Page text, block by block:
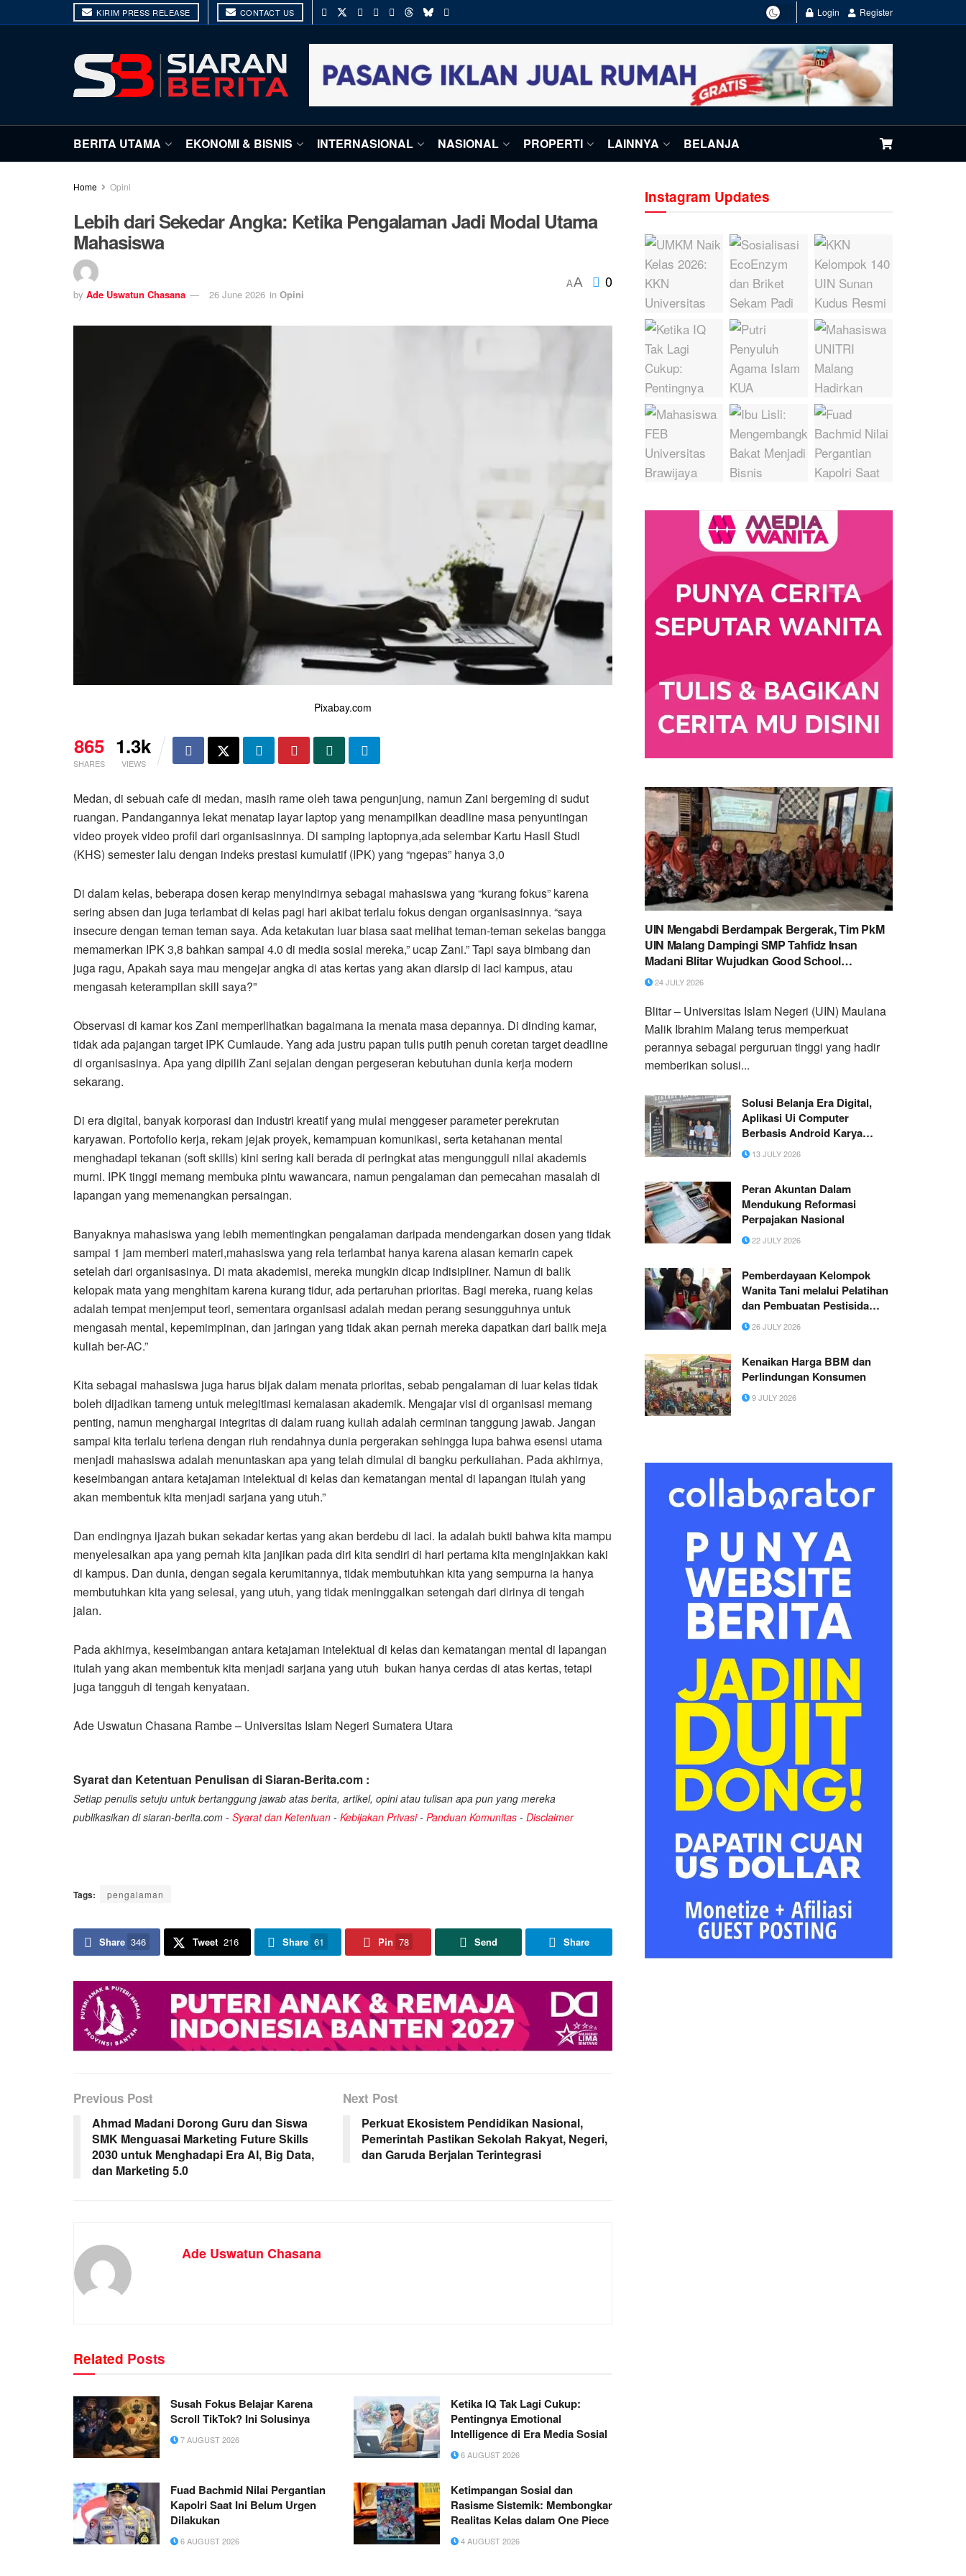
KIRIM PRESS RELEASE CONTACT US Login Register
BERITA UTAMA EKONOMI & BISNIS INTERNASIONAL NASIONAL PROPERTI LAINNYA BELANJA
Home Opini
Lebih dari Sekedar Angka: Ketika Pengalaman Jadi Modal Utama
Mahasiswa
by Ade Uswatun Chasana 26 June 2026 in Opini
AA 0
Pixabay.com
865
SHARES
1.3k
VIEWS
Medan, di sebuah cafe di medan, masih rame oleh tawa pengunjung, namun Zani bergeming di sudut
ruangan. Pandangannya lekat menatap layar laptop yang menampilkan deadline masa penyuntingan
video proyek video profil dari organisasinnya. Di samping laptopnya,ada selembar Kartu Hasil Studi
(KHS) semester lalu dengan indeks prestasi kumulatif (IPK) yang “ngepas” hanya 3,0
Di dalam kelas, beberapa dosen kerap menyindirnya sebagai mahasiswa yang “kurang fokus” karena
sering absen dan juga terlambat di kelas pagi hari akibat terlalu fokus dengan organisasinnya. “saya
insecure dengan teman teman saya. Ada ketakutan luar biasa saat melihat teman-teman sekelas bangga
memamerkan IPK 3,8 bahkan sampai 4.0 di media sosial mereka,” ucap Zani.” Tapi saya bimbang dan
juga ragu, Apakah saya mau mengejar angka di atas kertas yang akan diarsip di laci kampus, atau
mengasah keterampilan skill saya?”
Observasi di kamar kos Zani memperlihatkan bagaimana ia menata masa depannya. Di dinding kamar,
tidak ada pajangan target IPK Cumlaude. Yang ada justru papan tulis putih penuh coretan target deadline
di organisasinya. Apa yang dipilih Zani sejalan dengan pergeseran kebutuhan dunia kerja modern
sekarang.
Di era digital, banyak korporasi dan industri kreatif yang mulai menggeser parameter perekrutan
karyawan. Portofolio kerja, rekam jejak proyek, kemampuan komunikasi, serta ketahanan mental
menghadapi tekanan (soft skills) kini sering kali berada di peringkat atas mengungguli nilai akademis
murni. IPK tinggi memang membuka pintu wawancara, namun pengalaman dan pemecahan masalah di
lapangan yang memenangkan persaingan.
Banyaknya mahasiswa yang lebih mementingkan pengalaman daripada mendengarkan dosen yang tidak
sampai 1 jam memberi materi,mahasiswa yang rela terlambat hanya karena alasan kemarin capek
setelah dari organisasinya. Di mata akademisi, mereka mungkin dicap indisipliner. Namun di balik
kelopak mata yang menghitam karena kurang tidur, ada pertaruhan prioritas. Bagi mereka, ruang kelas
adalah tempat menjemput teori, sementara organisasi adalah medan perang sesungguhnya untuk
mengasah mental, kepemimpinan, dan jaringan yang tidak akan pernah mereka dapatkan dari balik meja
kuliah ber-AC.”
Kita sebagai mahasiswa juga harus bijak dalam menata prioritas, sebab pengalaman di luar kelas tidak
boleh dijadikan tameng untuk melegitimasi kemalasan akademik. Mengajar visi di organisasi memang
penting, namun menghargai integritas di dalam ruang kuliah adalah cerminan tanggung jawab. Jangan
sampai kita terlalu terlena dengan riuh rendahnya dunia pergerakan sehingga lupa bahwa esensi utama
menjadi mahasiswa adalah menuntaskan apa yang telah dimulai di bangku perkuliahan. Pada akhirnya,
keseimbangan antara ketajaman intelektual di kelas dan kematangan mental di lapangan itulah yang
akan membentuk kita menjadi sarjana yang utuh.”
Dan endingnya ijazah bukan sekadar kertas yang akan berdebu di laci. Ia adalah bukti bahwa kita mampu
menyelesaikan apa yang pernah kita janjikan pada diri kita sendiri di hari pertama kita menginjakkan kaki
di kampus. Dan dunia, dengan segala kerumitannya, tidak membutuhkan kita yang sempurna ia hanya
membutuhkan kita yang selesai, yang utuh, yang tidak meninggalkan setengah dari dirinya di tengah
jalan.
Pada akhirnya, keseimbangan antara ketajaman intelektual di kelas dan kematangan mental di lapangan
itulah yang akan membentuk kita menjadi sarjana yang utuh bukan hanya cerdas di atas kertas, tetapi
juga tangguh di tengah kenyataan.
Ade Uswatun Chasana Rambe – Universitas Islam Negeri Sumatera Utara
Syarat dan Ketentuan Penulisan di Siaran-Berita.com :
Setiap penulis setuju untuk bertanggung jawab atas berita, artikel, opini atau tulisan apa pun yang mereka
publikasikan di siaran-berita.com - Syarat dan Ketentuan - Kebijakan Privasi- Panduan Komunitas - Disclaimer
Tags: pengalaman
Share 346 Tweet 216 Share 61 Pin 78 Send Share
Previous Post
Ahmad Madani Dorong Guru dan Siswa
SMK Menguasai Marketing Future Skills
2030 untuk Menghadapi Era AI, Big Data,
dan Marketing 5.0
Next Post
Perkuat Ekosistem Pendidikan Nasional,
Pemerintah Pastikan Sekolah Rakyat, Negeri,
dan Garuda Berjalan Terintegrasi
Ade Uswatun Chasana
Related Posts
Susah Fokus Belajar Karena
Scroll TikTok? Ini Solusinya
7 AUGUST 2026
Ketika IQ Tak Lagi Cukup:
Pentingnya Emotional
Intelligence di Era Media Sosial
6 AUGUST 2026
Fuad Bachmid Nilai Pergantian
Kapolri Saat Ini Belum Urgen
Dilakukan
6 AUGUST 2026
Ketimpangan Sosial dan
Rasisme Sistemik: Membongkar
Realitas Kelas dalam One Piece
4 AUGUST 2026
Instagram Updates
UIN Mengabdi Berdampak Bergerak, Tim PkM
UIN Malang Dampingi SMP Tahfidz Insan
Madani Blitar Wujudkan Good School
Governance
24 JULY 2026
Blitar – Universitas Islam Negeri (UIN) Maulana
Malik Ibrahim Malang terus memperkuat
perannya sebagai perguruan tinggi yang hadir
memberikan solusi...
Solusi Belanja Era Digital,
Aplikasi Ui Computer
Berbasis Android Karya
Mahasiswa ISB Atma Luhur
Hadirkan Pengalaman Belanja
Second Ui Computer
Pangkalpinang
13 JULY 2026
Peran Akuntan Dalam
Mendukung Reformasi
Perpajakan Nasional
22 JULY 2026
Pemberdayaan Kelompok
Wanita Tani melalui Pelatihan
dan Pembuatan Pestisida
Nabati Berbasis Bahan Alami
Lokal
26 JULY 2026
Kenaikan Harga BBM dan
Perlindungan Konsumen
9 JULY 2026